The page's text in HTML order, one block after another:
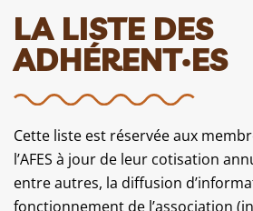
LA LISTE DES
ADHÉRENT·ES
Cette liste est réservée aux
l’AFES à jour de leur cotisation
entre autres, la diffusion
fonctionnement de l’association